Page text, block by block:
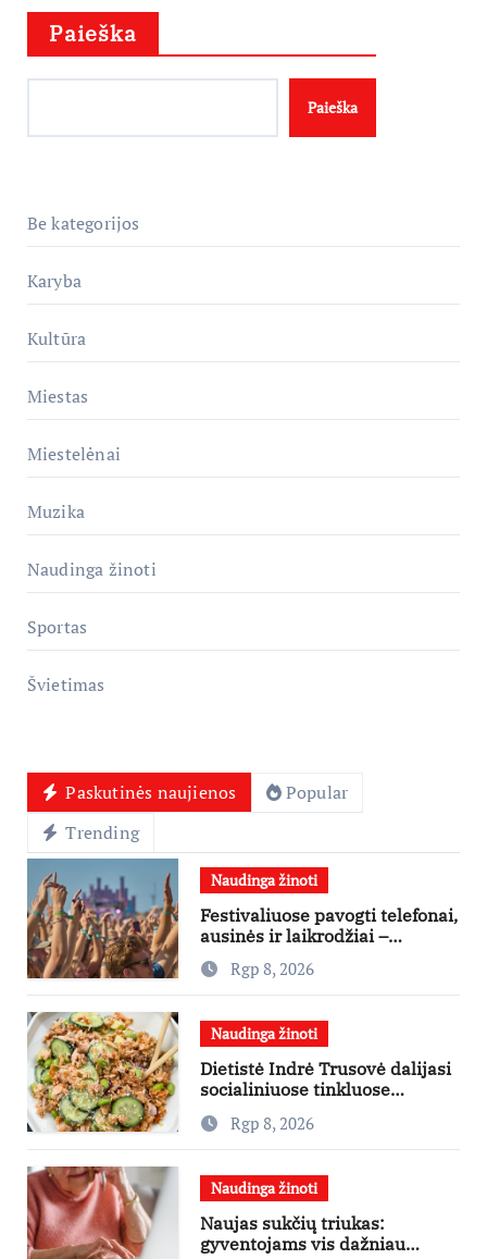
Paieška
Paieška
Be kategorijos
Karyba
Kultūra
Miestas
Miestelėnai
Muzika
Naudinga žinoti
Sportas
Švietimas
Paskutinės naujienos
Popular
Trending
Naudinga žinoti
Festivaliuose pavogti telefonai,
ausinės ir laikrodžiai –
ekspertai primena apie
didžiausias finansines rizikas
Rgp 8, 2026
Naudinga žinoti
Dietistė Indrė Trusovė dalijasi
socialiniuose tinkluose
išpopuliarėjusiu lašišos salotų
receptuRgp 8, 2026
Naudinga žinoti
Naujas sukčių triukas:
gyventojams vis dažniau